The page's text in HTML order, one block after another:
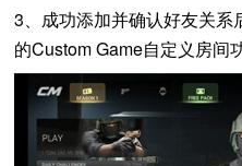
3、成功添加并确认好友关系
的Custom Game自定义房间